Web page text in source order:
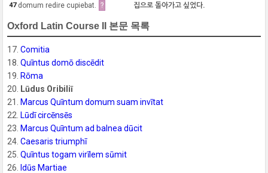
47 domum redire cupiebat. ? 집으로 돌아가고 싶었다.
Oxford Latin Course II 본문 목록
17.Comitia
18.Quīntus domō discēdit
19.Rōma
20. Lūdus Oribiliī
21.Marcus Quīntum domum suam invītat
22.Lūdī circēnsēs
23.Marcus Quīntum ad balnea dūcit
24.Caesaris triumphī
25.Quīntus togam virīlem sūmit
26.Idūs Martiae